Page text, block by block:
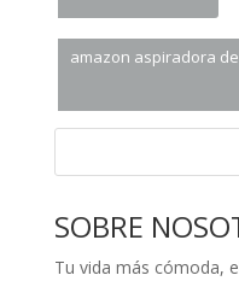
amazon aspiradora
SOBRE
Tu vida más cómoda,